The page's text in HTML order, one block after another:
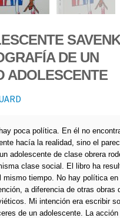
DE UN
ADOLESCENTE
poca política. En él no
hacía la realidad, sino el
adolescente de clase obrera
clase social. El libro ha
mismo tiempo. No hay política en
a diferencia de otras obras
Mi intención era escribir
de un adolescente. La acción